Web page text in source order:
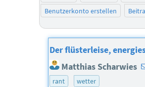
Benutzerkonto erstellen
Der flüsterleise,
Matthias Scharwies
rant wetter